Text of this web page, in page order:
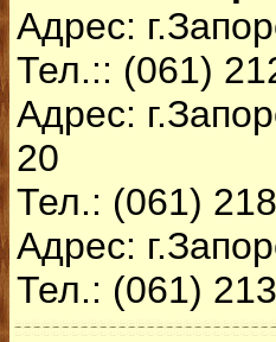
Адрес:
Тел.:: (061)
Адрес:
20
Тел.: (061)
Адрес:
Тел.: (061)